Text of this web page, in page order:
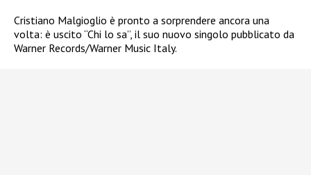
Cristiano Malgioglio è pronto a sorprendere ancora una
volta: è uscito “Chi lo sa”, il suo nuovo singolo pubblicato da
Warner Records/Warner Music Italy.